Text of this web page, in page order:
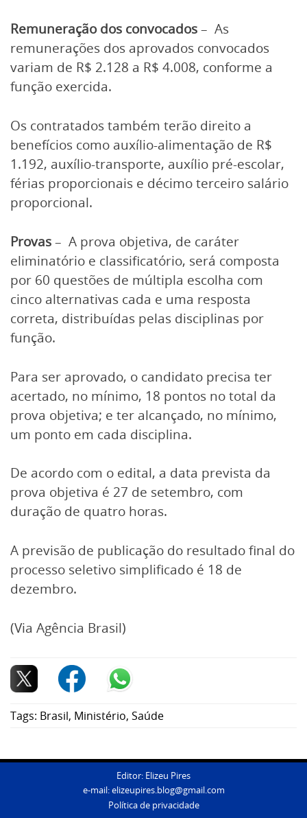
Remuneração dos convocados– As
remunerações dos aprovados convocados
variam de R$ 2.128 a R$ 4.008, conforme a
função exercida.
Os contratados também terão direito a
benefícios como auxílio-alimentação de R$
1.192, auxílio-transporte, auxílio pré-escolar,
férias proporcionais e décimo terceiro salário
proporcional.
Provas– A prova objetiva, de caráter
eliminatório e classificatório, será composta
por 60 questões de múltipla escolha com
cinco alternativas cada e uma resposta
correta, distribuídas pelas disciplinas por
função.
Para ser aprovado, o candidato precisa ter
acertado, no mínimo, 18 pontos no total da
prova objetiva; e ter alcançado, no mínimo,
um ponto em cada disciplina.
De acordo com o edital, a data prevista da
prova objetiva é 27 de setembro, com
duração de quatro horas.
A previsão de publicação do resultado final do
processo seletivo simplificado é 18 de
dezembro.
(Via Agência Brasil)
Tags: Brasil, Ministério, Saúde
Editor: Elizeu Pires
e-mail:elizeupires.blog@gmail.com
Política de privacidade